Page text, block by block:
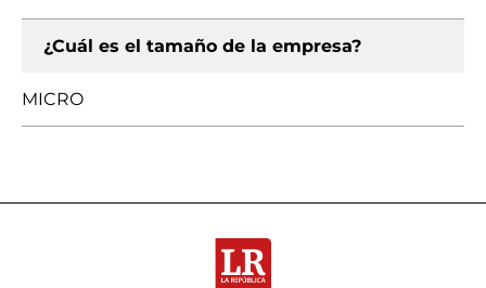
¿Cuál es el tamaño de la empresa?
MICRO